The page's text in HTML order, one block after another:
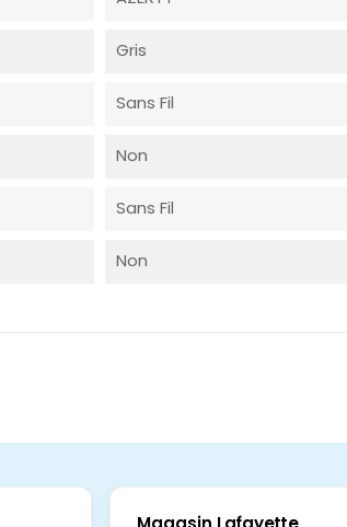
Gris
Sans Fil
Non
Sans Fil
Non